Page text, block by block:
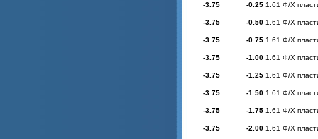
-3.75 -0.25 1.61 Ф/Х
-3.75 -0.50 1.61 Ф/Х
-3.75 -0.75 1.61 Ф/Х
-3.75 -1.00 1.61 Ф/Х
-3.75 -1.25 1.61 Ф/Х
-3.75 -1.50 1.61 Ф/Х
-3.75 -1.75 1.61 Ф/Х
-3.75 -2.00 1.61 Ф/Х